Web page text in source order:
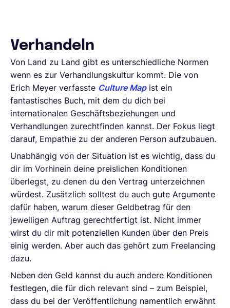
Verhandeln
Von Land zu Land gibt es unterschiedliche Normen
wenn es zur Verhandlungskultur kommt. Die von
Erich Meyer verfasste Culture Mapist ein
fantastisches Buch, mit dem du dich bei
internationalen Geschäftsbeziehungen und
Verhandlungen zurechtfinden kannst. Der Fokus liegt
darauf, Empathie zu der anderen Person aufzubauen.
Unabhängig von der Situation ist es wichtig, dass du
dir im Vorhinein deine preislichen Konditionen
überlegst, zu denen du den Vertrag unterzeichnen
würdest. Zusätzlich solltest du auch gute Argumente
dafür haben, warum dieser Geldbetrag für den
jeweiligen Auftrag gerechtfertigt ist. Nicht immer
wirst du dir mit potenziellen Kunden über den Preis
einig werden. Aber auch das gehört zum Freelancing
dazu.
Neben den Geld kannst du auch andere Konditionen
festlegen, die für dich relevant sind – zum Beispiel,
dass du bei der Veröffentlichung namentlich erwähnt